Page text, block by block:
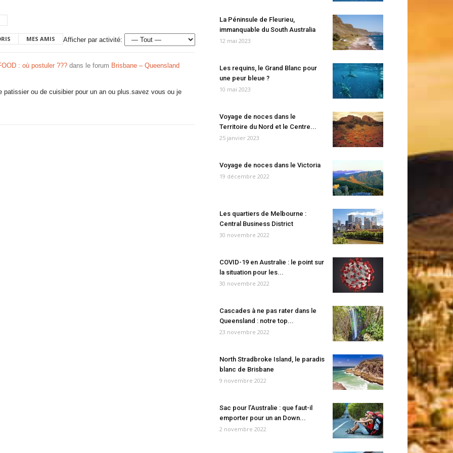
MES AMIS Afficher par activité:
: où postuler ??? dans le forum Brisbane – Queensland
patissier ou de cuisibier pour un an ou plus.savez vous ou je
La Péninsule de Fleurieu,
immanquable du South Australia
12 mai 2023
Les requins, le Grand Blanc pour
une peur bleue ?
10 mai 2023
Voyage de noces dans le
Territoire du Nord et le Centre...
25 janvier 2023
Voyage de noces dans le Victoria
19 décembre 2022
Les quartiers de Melbourne :
Central Business District
30 novembre 2022
COVID-19 en Australie : le point sur
la situation pour les...
30 novembre 2022
Cascades à ne pas rater dans le
Queensland : notre top...
23 novembre 2022
North Stradbroke Island, le paradis
blanc de Brisbane
9 novembre 2022
Sac pour l’Australie : que faut-il
emporter pour un an Down...
2 novembre 2022